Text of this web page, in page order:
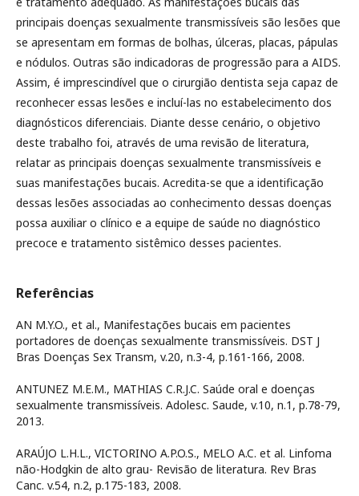
principais doenças sexualmente transmissíveis são lesões que
se apresentam em formas de bolhas, úlceras, placas, pápulas
e nódulos. Outras são indicadoras de progressão para a AIDS.
Assim, é imprescindível que o cirurgião dentista seja capaz de
reconhecer essas lesões e incluí-las no estabelecimento dos
diagnósticos diferenciais. Diante desse cenário, o objetivo
deste trabalho foi, através de uma revisão de literatura,
relatar as principais doenças sexualmente transmissíveis e
suas manifestações bucais. Acredita-se que a identificação
dessas lesões associadas ao conhecimento dessas doenças
possa auxiliar o clínico e a equipe de saúde no diagnóstico
precoce e tratamento sistêmico desses pacientes.
Referências
AN M.Y.O., et al., Manifestações bucais em pacientes
portadores de doenças sexualmente transmissíveis. DST J
Bras Doenças Sex Transm, v.20, n.3-4, p.161-166, 2008.
ANTUNEZ M.E.M., MATHIAS C.R.J.C. Saúde oral e doenças
sexualmente transmissíveis. Adolesc. Saude, v.10, n.1, p.78-79,
2013.
ARAÚJO L.H.L., VICTORINO A.P.O.S., MELO A.C. et al. Linfoma
não-Hodgkin de alto grau- Revisão de literatura. Rev Bras
Canc. v.54, n.2, p.175-183, 2008.